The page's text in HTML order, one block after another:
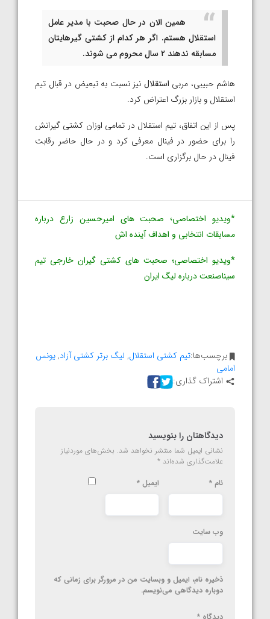
همین الان در حال صحبت با مدیر عامل
استقلال هستم. اگر هر کدام از کشتی گیرهایتان
مسابقه ندهند ۲ سال محروم می شوند.
هاشم حبیبی، مربی استقلال نیز نسبت به تبعیض در قبال تیم
استقلال و بازار بزرگ اعتراض کرد.
پس از این اتفاق، تیم استقلال در تمامی اوزان کشتی گیرانش
را برای حضور در فینال معرفی کرد و در حال حاضر رقابت
فینال در حال برگزاری است.
*ویدیو اختصاصی؛ صحبت های امیرحسین زارع درباره
مسابقات انتخابی و اهداف آینده اش
*ویدیو اختصاصی؛ صحبت های کشتی گیران خارجی تیم
سیناصنعت درباره لیگ ایران
برچسب‌ها:تیم کشتی استقلال, لیگ برتر کشتی آزاد,یونس
امامی
اشتراک گذاری:
دیدگاهتان را بنویسید
نشانی ایمیل شما منتشر نخواهد شد. بخش‌های موردنیاز
علامت‌گذاری شده‌اند *
نام * ایمیل *
وب‌ سایت
ذخیره نام، ایمیل و وبسایت من در مرورگر برای زمانی که
دوباره دیدگاهی می‌نویسم.